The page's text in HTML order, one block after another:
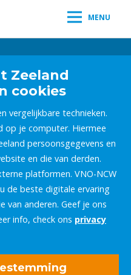
MENU
Zeeland
cookies
vergelijkbare technieken.
op je computer. Hiermee
persoonsgegevens en
en die van derden.
platformen. VNO-NCW
de beste digitale ervaring
van anderen. Geef je ons
info, check ons privacy